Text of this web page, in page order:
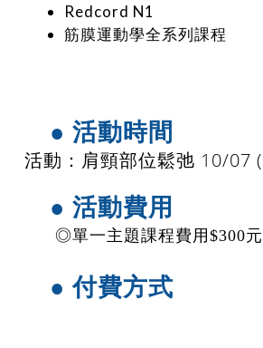
Redcord N1
筋膜運動學全系列課程
● 活動時間
活動：肩頸部位鬆弛 10/07
● 活動費用
◎單一主題課程費用$300
● 付費方式